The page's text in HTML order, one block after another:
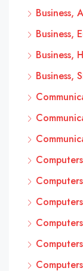
Business,
Business,
Business,
Business,